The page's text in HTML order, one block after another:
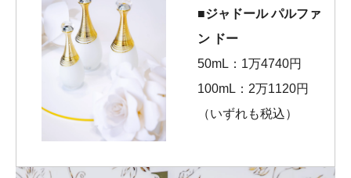
■ジャドール パルファ
ン ドー
50mL：1万4740円
100mL：2万1120円
（いずれも税込）